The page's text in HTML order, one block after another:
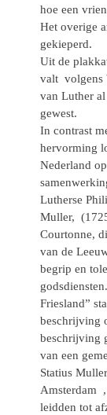
hoe een
Het overige
gekieperd.
Uit de
valt volgens
van Luther
gewest.
In contrast
hervorming
Nederland
Lutherse
Muller,
Courtonne,
van de
begrip en
Friesland”
beschrijving
beschrijving
van een
Statius
Amsterdam ,
leidden tot